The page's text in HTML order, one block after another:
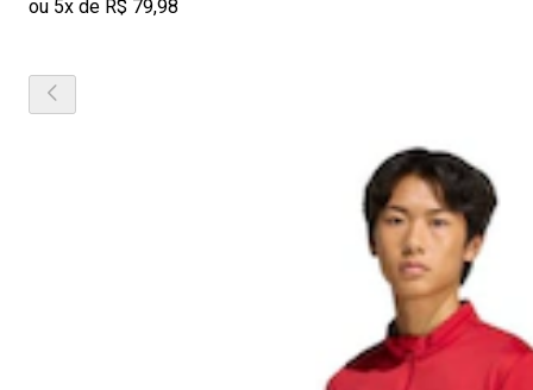
ou 5x de R$ 79,98